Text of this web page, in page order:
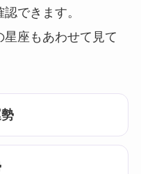
できます。
座もあわせて見て